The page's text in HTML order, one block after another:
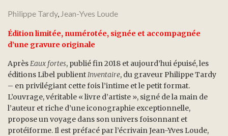
Philippe Tardy, Jean-Yves Loude
Édition limitée, numérotée, signée et accompagnée
d’une gravure originale
AprèsEaux fortes, publié fin 2018 et aujourd’hui épuisé, les
éditions Libel publientInventaire, du graveur Philippe Tardy
– en privilégiant cette fois l’intime et le petit format.
L’ouvrage, véritable « livre d’artiste », signé de la main de
l’auteur et riche d’une iconographie exceptionnelle,
propose un voyage dans son univers foisonnant et
protéiforme. Il est préfacé par l’écrivain Jean-Yves Loude,